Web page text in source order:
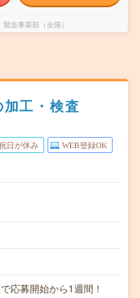
造事業部（全国）
工・検査
日が休み WEB登録OK
応募開始から1週間！